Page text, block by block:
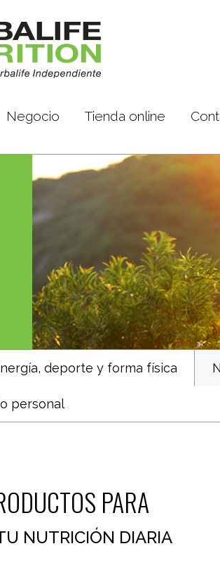
Negocio Tienda online
deporte y forma física
personal
PARA
NUTRICIÓN DIARIA